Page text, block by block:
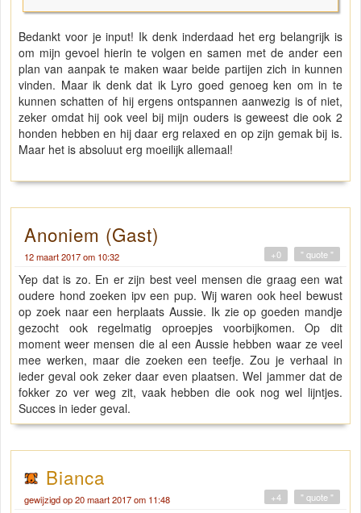
Bedankt voor je input! Ik denk inderdaad het erg belangrijk is
om mijn gevoel hierin te volgen en samen met de ander een
plan van aanpak te maken waar beide partijen zich in kunnen
vinden. Maar ik denk dat ik Lyro goed genoeg ken om in te
kunnen schatten of hij ergens ontspannen aanwezig is of niet,
zeker omdat hij ook veel bij mijn ouders is geweest die ook 2
honden hebben en hij daar erg relaxed en op zijn gemak bij is.
Maar het is absoluut erg moeilijk allemaal!
Anoniem (Gast)
12 maart 2017 om 10:32 " quote "
+0
Yep dat is zo. En er zijn best veel mensen die graag een wat
oudere hond zoeken ipv een pup. Wij waren ook heel bewust
op zoek naar een herplaats Aussie. Ik zie op goeden mandje
gezocht ook regelmatig oproepjes voorbijkomen. Op dit
moment weer mensen die al een Aussie hebben waar ze veel
mee werken, maar die zoeken een teefje. Zou je verhaal in
ieder geval ook zeker daar even plaatsen. Wel jammer dat de
fokker zo ver weg zit, vaak hebben die ook nog wel lijntjes.
Succes in ieder geval.
Bianca
gewijzigd op 20 maart 2017 om 11:48 " quote "
+4